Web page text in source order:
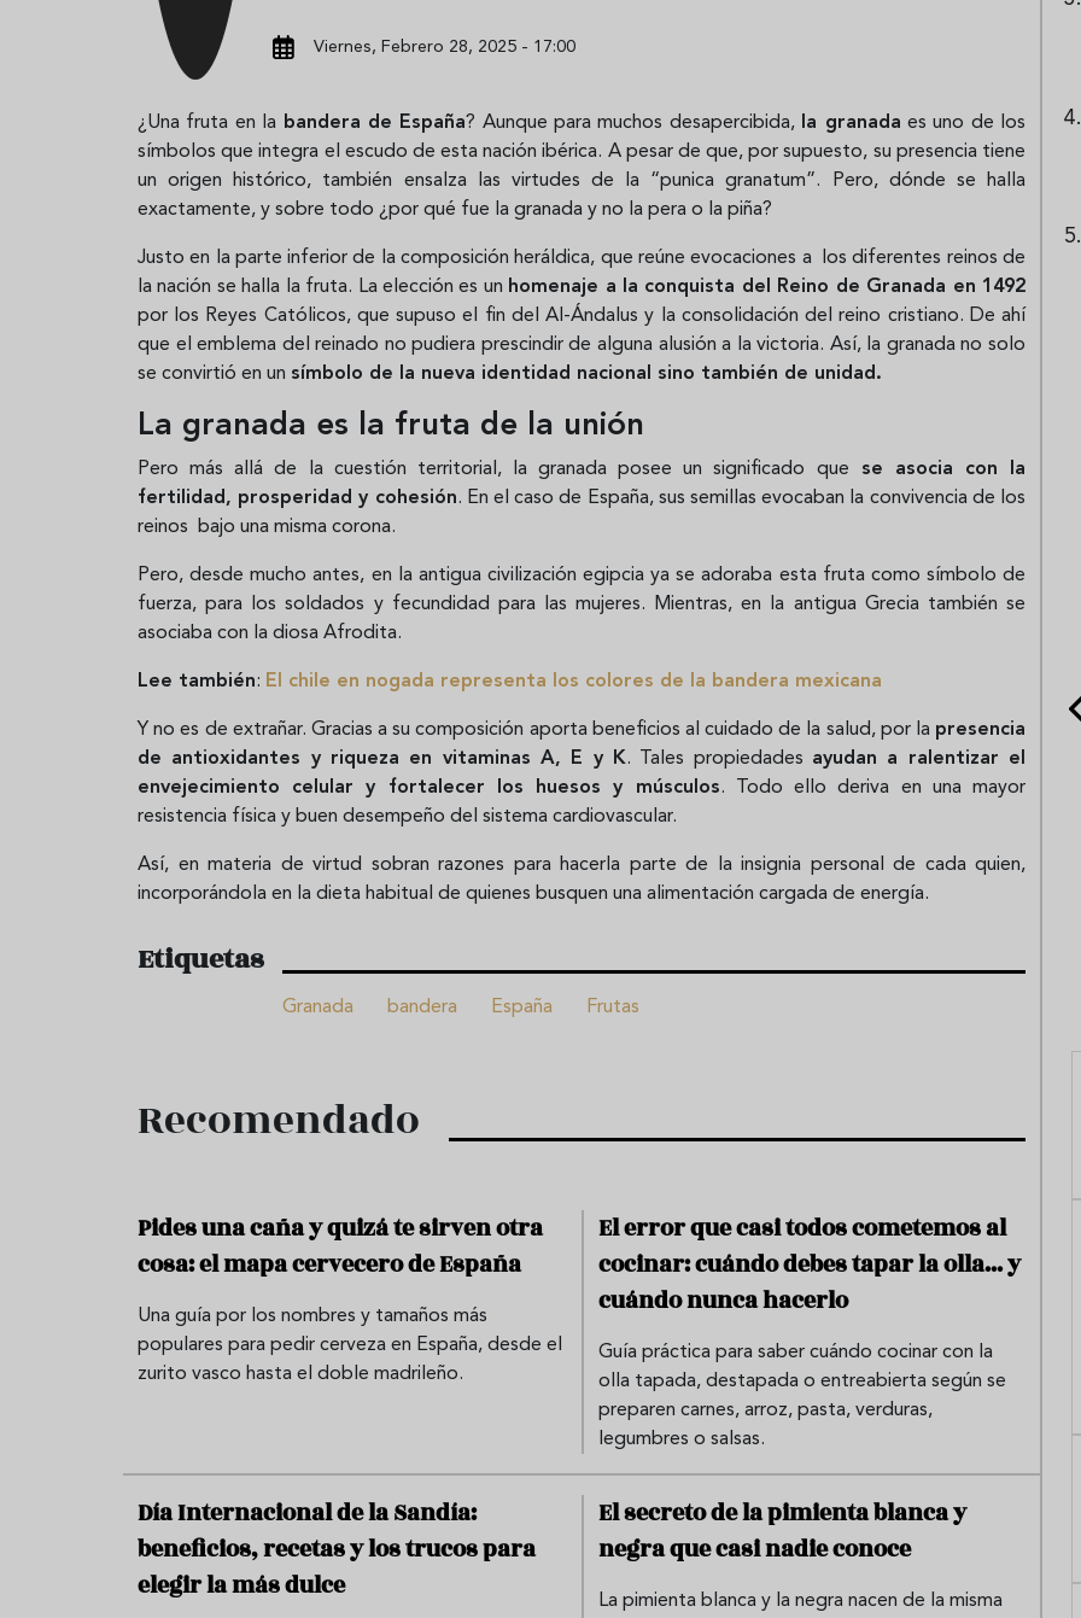
Viernes, Febrero 28, 2025 - 17:00
¿Una fruta en la bandera de España? Aunque para muchos desapercibida, la granada es uno de los
símbolos que integra el escudo de esta nación ibérica. A pesar de que, por supuesto, su presencia tiene
un origen histórico, también ensalza las virtudes de la “punica granatum”. Pero, dónde se halla
exactamente, y sobre todo ¿por qué fue la granada y no la pera o la piña?
Justo en la parte inferior de la composición heráldica, que reúne evocaciones a los diferentes reinos de
la nación se halla la fruta. La elección es un homenaje a la conquista del Reino de Granada en 1492
por los Reyes Católicos, que supuso el fin del Al-Ándalus y la consolidación del reino cristiano. De ahí
que el emblema del reinado no pudiera prescindir de alguna alusión a la victoria. Así, la granada no solo
se convirtió en un símbolo de la nueva identidad nacional sino también de unidad.
La granada es la fruta de la unión
Pero más allá de la cuestión territorial, la granada posee un significado que se asocia con la
fertilidad, prosperidad y cohesión. En el caso de España, sus semillas evocaban la convivencia de los
reinos bajo una misma corona.
Pero, desde mucho antes, en la antigua civilización egipcia ya se adoraba esta fruta como símbolo de
fuerza, para los soldados y fecundidad para las mujeres. Mientras, en la antigua Grecia también se
asociaba con la diosa Afrodita.
Lee también: El chile en nogada representa los colores de la bandera mexicana
Y no es de extrañar. Gracias a su composición aporta beneficios al cuidado de la salud, por la presencia
de antioxidantes y riqueza en vitaminas A, E y K. Tales propiedades ayudan a ralentizar el
envejecimiento celular y fortalecer los huesos y músculos. Todo ello deriva en una mayor
resistencia física y buen desempeño del sistema cardiovascular.
Así, en materia de virtud sobran razones para hacerla parte de la insignia personal de cada quien,
incorporándola en la dieta habitual de quienes busquen una alimentación cargada de energía.
Etiquetas
Granada bandera España Frutas
Recomendado
Pides una caña y quizá te sirven otra
cosa: el mapa cervecero de España
Una guía por los nombres y tamaños más
populares para pedir cerveza en España, desde el
zurito vasco hasta el doble madrileño.
El error que casi todos cometemos al
cocinar: cuándo debes tapar la olla... y
cuándo nunca hacerlo
Guía práctica para saber cuándo cocinar con la
olla tapada, destapada o entreabierta según se
preparen carnes, arroz, pasta, verduras,
legumbres o salsas.
Día Internacional de la Sandía:
beneficios, recetas y los trucos para
elegir la más dulce
El secreto de la pimienta blanca y
negra que casi nadie conoce
La pimienta blanca y la negra nacen de la misma